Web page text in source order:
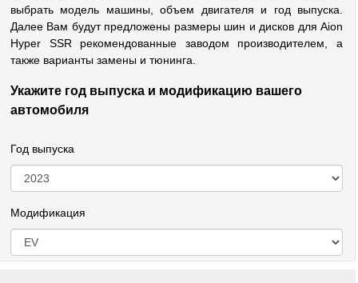
выбрать модель машины, объем двигателя и год выпуска.
Далее Вам будут предложены размеры шин и дисков для Aion
Hyper SSR рекомендованные заводом производителем, а
также варианты замены и тюнинга.
Укажите год выпуска и модификацию вашего
автомобиля
Год выпуска
Модификация